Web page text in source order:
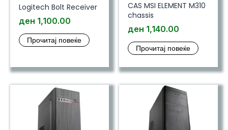
Logitech Bolt Receiver
ден 1,100.00
Прочитај повеќе
CAS MSI ELEMENT M310
chassis
ден 1,140.00
Прочитај повеќе